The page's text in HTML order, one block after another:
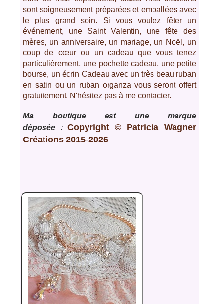
sont soigneusement préparées et emballées avec
le plus grand soin. Si vous voulez fêter un
événement, une Saint Valentin, une fête des
mères, un anniversaire, un mariage, un Noël, un
coup de cœur ou un cadeau que vous tenez
particulièrement, une pochette cadeau, une petite
bourse, un écrin Cadeau avec un très beau ruban
en satin ou un ruban organza vous seront offert
gratuitement. N'hésitez pas à me contacter.
Ma boutique est une marque
déposée :
Copyright © Patricia Wagner
Créations 2015-2026